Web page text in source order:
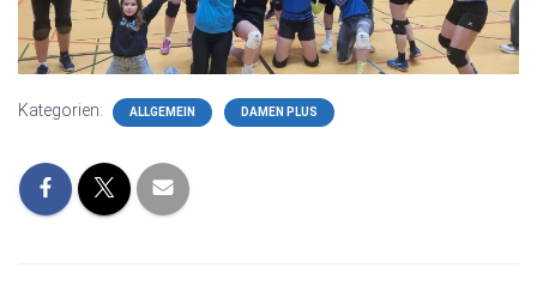
Kategorien: ALLGEMEIN DAMEN PLUS